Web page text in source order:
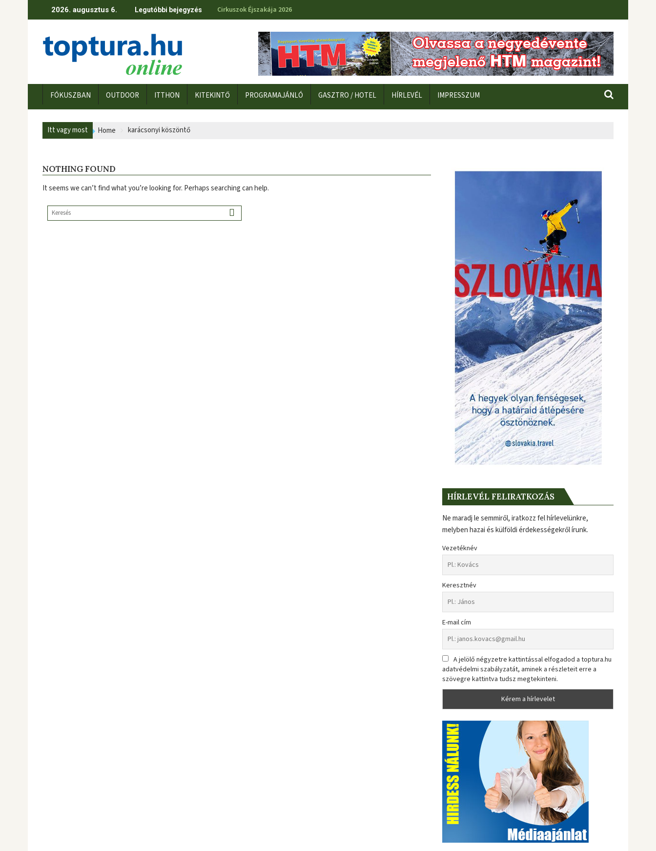
2026. augusztus 6. Legutóbbi bejegyzés Cirkuszok Éjszakája 2026
FÓKUSZBAN OUTDOOR ITTHON KITEKINTŐ PROGRAMAJÁNLÓ GASZTRO / HOTEL HÍRLEVÉL IMPRESSZUM
Itt vagy most Home karácsonyi köszöntő
NOTHING FOUND
It seems we can’t find what you’re looking for. Perhaps searching can help.
HÍRLEVÉL FELIRATKOZÁS
Ne maradj le semmiről, iratkozz fel hírlevelünkre,
melyben hazai és külföldi érdekességekről írunk.
Vezetéknév
Keresztnév
E-mail cím
A jelölő négyzetre kattintással elfogadod a toptura.hu
adatvédelmi szabályzatát, aminek a részleteit erre a
szövegre kattintva tudsz megtekinteni.